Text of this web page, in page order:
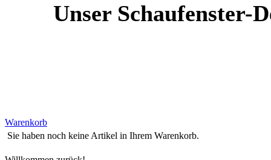
Unser Schaufenster-
Warenkorb
Sie haben noch keine Artikel in Ihrem Warenkorb.